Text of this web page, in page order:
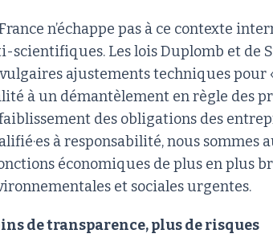
n’échappe pas à ce contexte
scientifiques. Les lois Duplomb et de
ajustements techniques
à un démantèlement en règle des
des obligations des
à responsabilité, nous sommes
économiques de plus en plus
et sociales urgentes.
de transparence, plus de risques